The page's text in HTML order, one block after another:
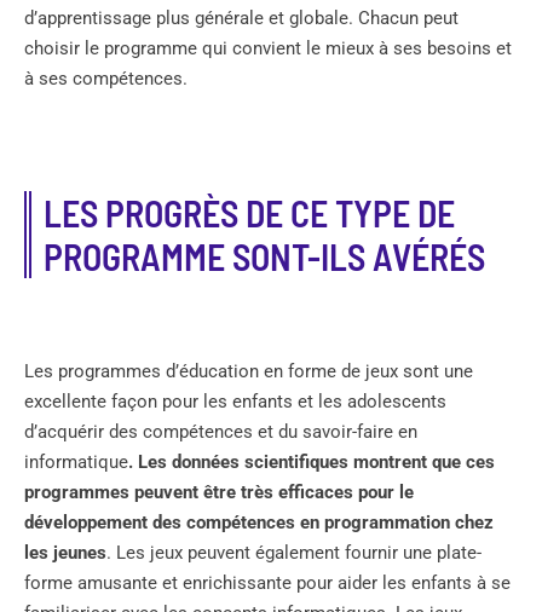
d’apprentissage plus générale et globale. Chacun peut
choisir le programme qui convient le mieux à ses besoins et
à ses compétences.
LES PROGRÈS DE CE TYPE DE
PROGRAMME SONT-ILS AVÉRÉS
Les programmes d’éducation en forme de jeux sont une
excellente façon pour les enfants et les adolescents
d’acquérir des compétences et du savoir-faire en
informatique. Les données scientifiques montrent que ces
programmes peuvent être très efficaces pour le
développement des compétences en programmation chez
les jeunes. Les jeux peuvent également fournir une plate-
forme amusante et enrichissante pour aider les enfants à se